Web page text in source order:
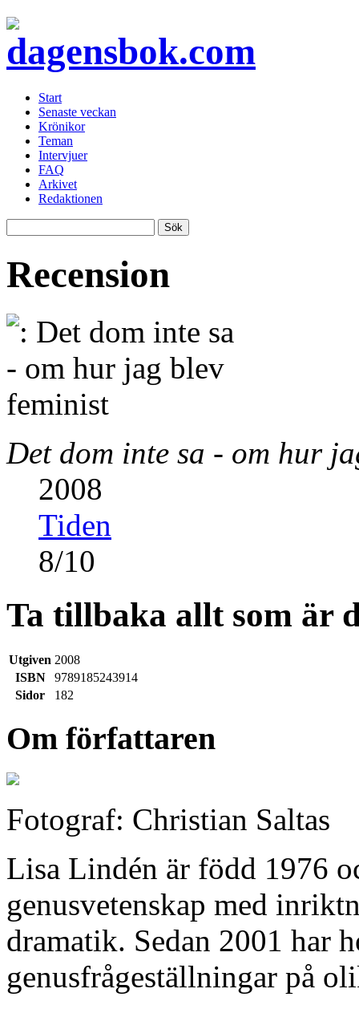
Start
Senaste veckan
Krönikor
Teman
Intervjuer
FAQ
Arkivet
Redaktionen
Recension
Det dom inte sa - om hur
2008
Tiden
8/10
Ta tillbaka allt som är
Utgiven 2008
ISBN
9789185243914
Sidor
182
Om författaren
Fotograf: Christian Saltas
Lisa Lindén är född 1976
genusvetenskap med
dramatik. Sedan 2001 har
genusfrågeställningar på